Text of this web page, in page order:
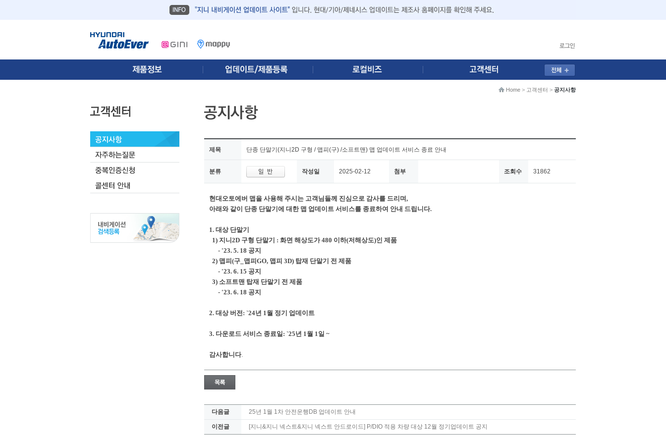
Home > 고객센터 > 공지사항
제목 단종 단말기(지니2D 구형 / 맵피(구) /소프트맨) 맵 업데이트 서비스 종료 안내
분류 작성일 2025-02-12 첨부 조회수 31862
현대오토에버 맵을 사용해 주시는 고객님들께 진심으로 감사를 드리며,
아래와 같이 단종 단말기에 대한 맵 업데이트 서비스를 종료하여 안내 드립니다.
1. 대상 단말기
1) 지니2D 구형 단말기 : 화면 해상도가 480 이하(저해상도)인 제품
- '23. 5. 18 공지
2) 맵피(구_맵피GO, 맵피 3D) 탑재 단말기 전 제품
- '23. 6. 15 공지
3) 소프트맨 탑재 단말기 전 제품
- '23. 6. 18 공지
2. 대상 버전: `24년 1월 정기 업데이트
3. 다운로드 서비스 종료일: `25년 1월 1일 ~
감사합니다.
다음글 25년 1월 1차 안전운행DB 업데이트 안내
이전글 [지니&지니 넥스트&지니 넥스트 안드로이드] P/DIO 적용 차량 대상 12월 정기업데이트 공지